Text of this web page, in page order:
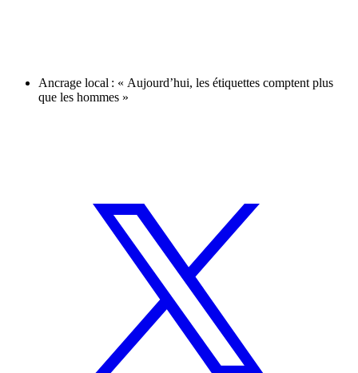
Ancrage local : « Aujourd’hui, les étiquettes comptent plus
que les hommes »